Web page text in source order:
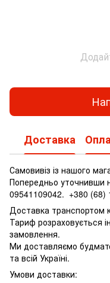
Доставка
Самовивіз із нашого
Попередньо уточнивши
09541109042. +380 (68)
Доставка транспортом
Тариф розраховується
замовлення.
Ми доставляємо
та всій Україні.
Умови доставки: